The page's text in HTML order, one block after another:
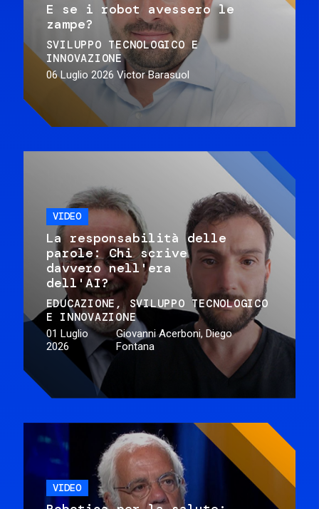
E se i robot avessero le
zampe?
SVILUPPO TECNOLOGICO E
INNOVAZIONE
06 Luglio 2026 Victor Barasuol
VIDEO
La responsabilità delle
parole: Chi scrive
davvero nell'era
dell'AI?
EDUCAZIONE
SVILUPPO TECNOLOGICO
E INNOVAZIONE
01 Luglio
2026
Giovanni Acerboni, Diego
Fontana
VIDEO